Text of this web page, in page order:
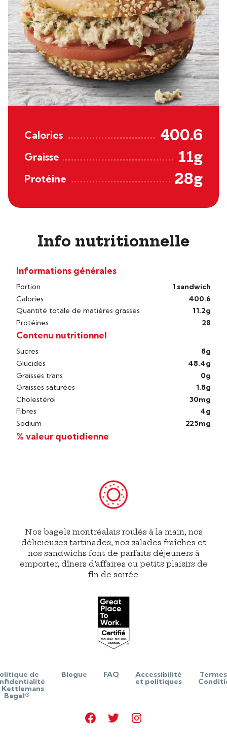
Calories 400.6
Graisse 11g
Protéine 28g
Info nutritionnelle
Informations générales
Portion
1 sandwich
Calories
400.6
Quantité totale de matières grasses
11.2g
Protéines
28
Contenu nutritionnel
Sucres
8g
Glucides
48.4g
Graisses trans
0g
Graisses saturées
1.8g
Cholestérol
30mg
Fibres
4g
Sodium
225mg
% valeur quotidienne
Nos bagels montréalais roulés à la main, nos
délicieuses tartinades, nos salades fraîches et
nos sandwichs font de parfaits déjeuners à
emporter, dîners d’affaires ou petits plaisirs de
fin de soirée.
de
Kettlemans
Bagel®
Blogue FAQ Accessibilité
et politiques